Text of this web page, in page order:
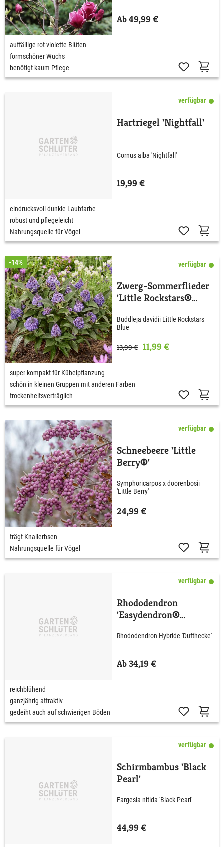
Ab 49,99 €
auffällige rot-violette Blüten
formschöner Wuchs
benötigt kaum Pflege
verfügbar
Hartriegel 'Nightfall'
Cornus alba 'Nightfall'
19,99 €
eindrucksvoll dunkle Laubfarbe
robust und pflegeleicht
Nahrungsquelle für Vögel
-14% verfügbar
Zwerg-Sommerflieder
'Little Rockstars®
Buddleja davidii Little Rockstars
Blue
13,99 € 11,99 €
super kompakt für Kübelpflanzung
schön in kleinen Gruppen mit anderen Farben
trockenheitsverträglich
verfügbar
Schneebeere 'Little
Berry®'
Symphoricarpos x doorenbosii
'Little Berry'
24,99 €
trägt Knallerbsen
Nahrungsquelle für Vögel
verfügbar
Rhododendron
'Easydendron®
Rhododendron Hybride 'Dufthecke'
Ab 34,19 €
reichblühend
ganzjährig attraktiv
gedeiht auch auf schwierigen Böden
verfügbar
Schirmbambus 'Black
Pearl'
Fargesia nitida 'Black Pearl'
44,99 €